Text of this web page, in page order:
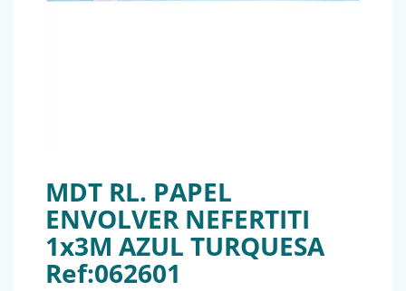
MDT RL. PAPEL
ENVOLVER NEFERTITI
1x3M AZUL TURQUESA
Ref:062601